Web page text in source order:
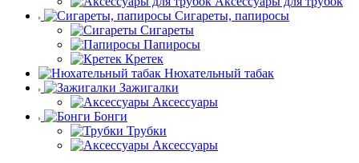
Сигареты, папиросы
Сигареты
Папиросы
Кретек
Нюхательный табак
Зажигалки
Аксессуары
Бонги
Трубки
Аксессуары